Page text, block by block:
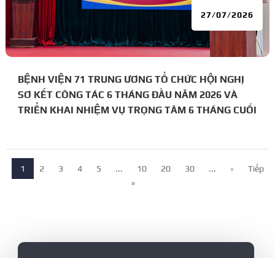
BỆNH VIỆN 71 TRUNG ƯƠNG TỔ CHỨC HỘI NGHỊ
SƠ KẾT CÔNG TÁC 6 THÁNG ĐẦU NĂM 2026 VÀ
TRIỂN KHAI NHIỆM VỤ TRỌNG TÂM 6 THÁNG CUỐI
27/07/2026
1 2 3 4 5 ... 10 20 30 ... »
Tiếp
»